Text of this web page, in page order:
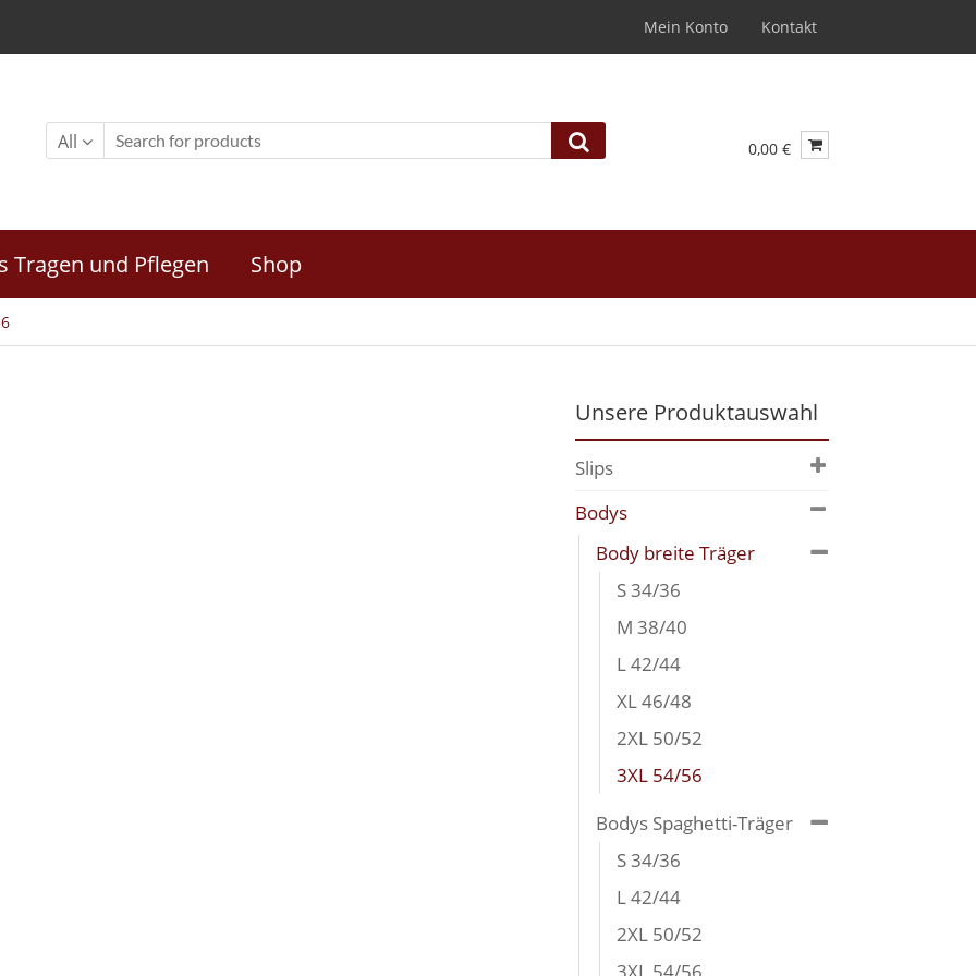
Mein Konto Kontakt
All 0,00 €
Tragen und Pflegen Shop
Unsere Produktauswahl
Slips
Bodys
Body breite Träger
S 34/36
M 38/40
L 42/44
XL 46/48
2XL 50/52
3XL 54/56
Bodys Spaghetti-Träger
S 34/36
L 42/44
2XL 50/52
3XL 54/56